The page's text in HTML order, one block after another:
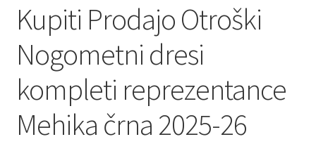
Kupiti Prodajo Otroški
Nogometni dresi
kompleti reprezentance
Mehika črna 2025-26